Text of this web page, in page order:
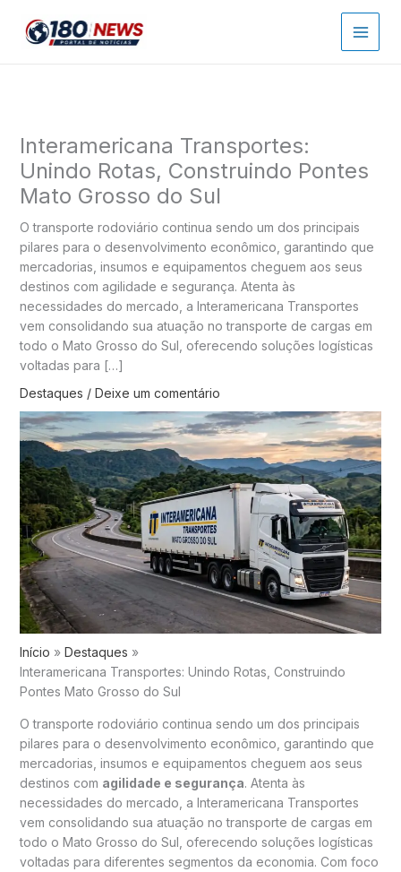
para
Interamericana Transportes:
Unindo Rotas, Construindo Pontes
Mato Grosso do Sul
O transporte rodoviário continua sendo um dos principais
pilares para o desenvolvimento econômico, garantindo que
mercadorias, insumos e equipamentos cheguem aos seus
destinos com agilidade e segurança. Atenta às
necessidades do mercado, a Interamericana Transportes
vem consolidando sua atuação no transporte de cargas em
todo o Mato Grosso do Sul, oferecendo soluções logísticas
voltadas para […]
Destaques / Deixe um comentário
Início
Destaques
Interamericana Transportes: Unindo Rotas, Construindo
Pontes Mato Grosso do Sul
O transporte rodoviário continua sendo um dos principais
pilares para o desenvolvimento econômico, garantindo que
mercadorias, insumos e equipamentos cheguem aos seus
destinos com agilidade e segurança. Atenta às
necessidades do mercado, a Interamericana Transportes
vem consolidando sua atuação no transporte de cargas em
todo o Mato Grosso do Sul, oferecendo soluções logísticas
voltadas para diferentes segmentos da economia. Com foco